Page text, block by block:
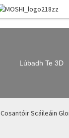
Lúbadh Te 3D
Cosantóir Scáileáin